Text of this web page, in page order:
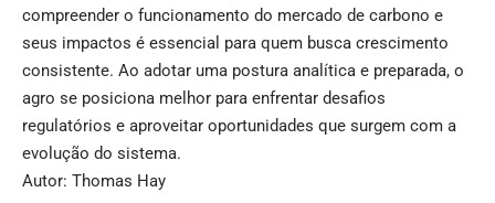
compreender o funcionamento do mercado de carbono e
seus impactos é essencial para quem busca crescimento
consistente. Ao adotar uma postura analítica e preparada, o
agro se posiciona melhor para enfrentar desafios
regulatórios e aproveitar oportunidades que surgem com a
evolução do sistema.
Autor: Thomas Hay